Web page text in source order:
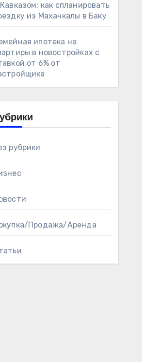
как спланировать
из Махачкалы в Баку
ипотека на
в новостройках с
от 6% от
рубрики
Продажа/Аренда